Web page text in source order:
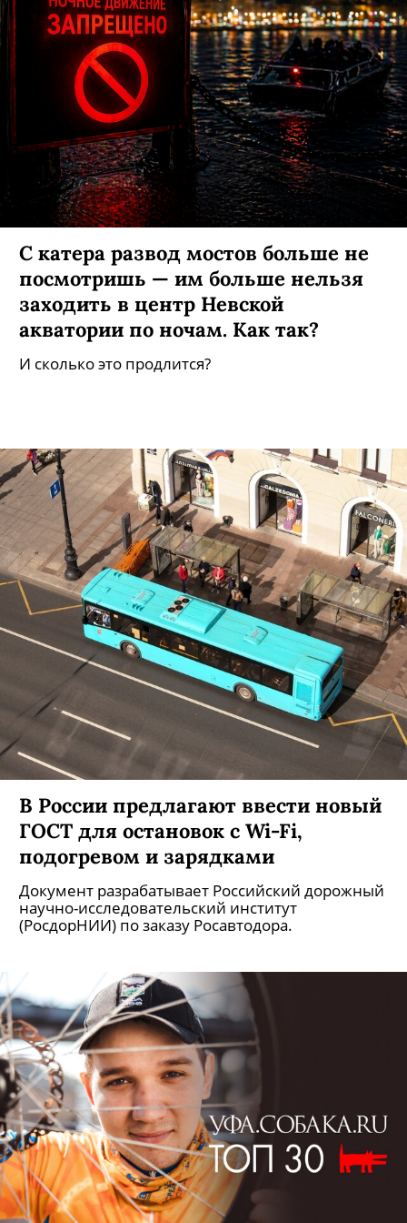
С катера развод мостов больше не
посмотришь — им больше нельзя
заходить в центр Невской
акватории по ночам. Как так?
И сколько это продлится?
В России предлагают ввести новый
ГОСТ для остановок с Wi-Fi,
подогревом и зарядками
Документ разрабатывает Российский дорожный
научно-исследовательский институт